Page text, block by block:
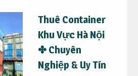
Thuê Container
Khu Vực Hà Nội
✤ Chuyên
Nghiệp & Uy Tín